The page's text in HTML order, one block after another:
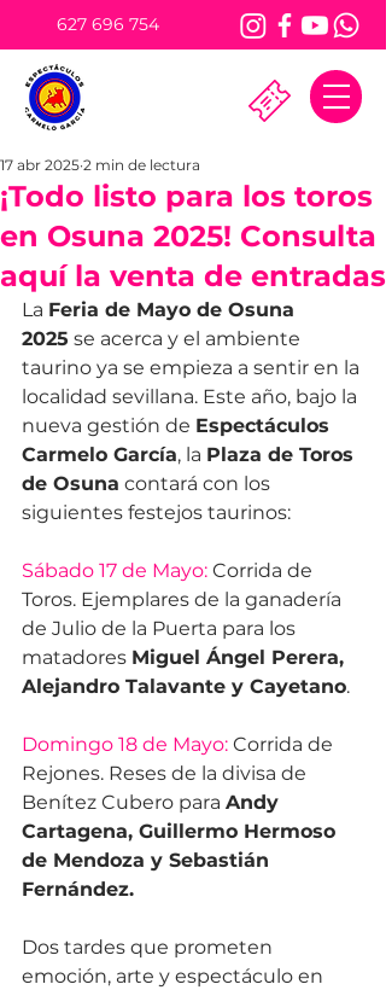
627 696 754
¡Todo listo para los toros
en Osuna 2025! Consulta
aquí la venta de entradas
17 abr 2025 2 min de lectura
La Feria de Mayo de Osuna
2025 se acerca y el ambiente
taurino ya se empieza a sentir en la
localidad sevillana. Este año, bajo la
nueva gestión de Espectáculos
Carmelo García, la Plaza de Toros
de Osuna contará con los
siguientes festejos taurinos:
Sábado 17 de Mayo: Corrida de
Toros. Ejemplares de la ganadería
de Julio de la Puerta para los
matadores Miguel Ángel Perera,
Alejandro Talavante y Cayetano.
Domingo 18 de Mayo: Corrida de
Rejones. Reses de la divisa de
Benítez Cubero para Andy
Cartagena, Guillermo Hermoso
de Mendoza y Sebastián
Fernández.
Dos tardes que prometen
emoción, arte y espectáculo en